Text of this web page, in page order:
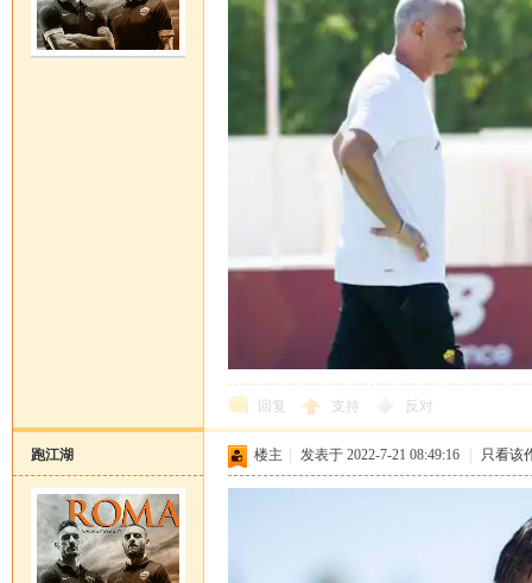
回复 支持 反对
跑江湖 楼主 发表于 2022-7-21 08:49:16 只看该